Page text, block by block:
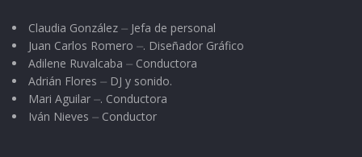
Claudia González ⏤ Jefa de personal
Juan Carlos Romero ⏤. Diseñador Gráfico
Adilene Ruvalcaba ⏤ Conductora
Adrián Flores ⏤ DJ y sonido.
Mari Aguilar ⏤. Conductora
Iván Nieves ⏤ Conductor